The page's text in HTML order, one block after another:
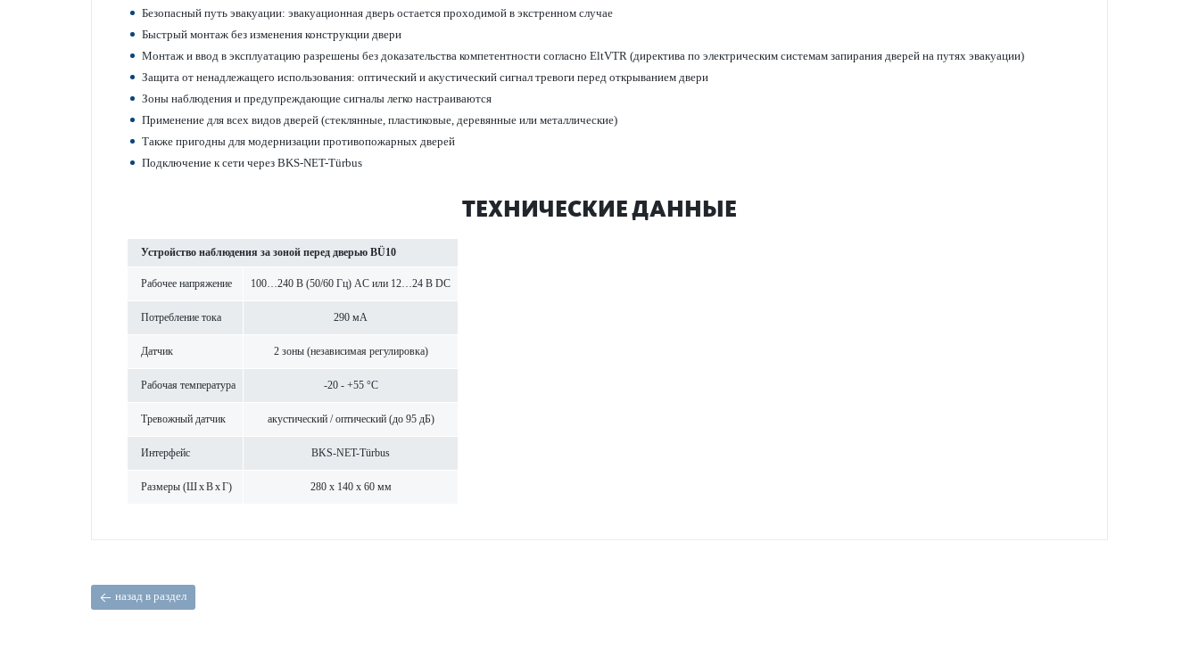
Безоп­асный путь эвакуации: эвакуацио­нная дверь остается проход­имой в экстр­енном случае
Быстрый монтаж без изменения конструкции двери
Монтаж и ввод в эксплуат­ацию разрешены без доказательства компетентности согласно EltVTR (директива по электрическим сис­темам запирания дверей на путях эвакуации)
Защита от нен­адлежащего исполь­зования: оптический и аку­стический сигнал тревоги перед открыванием двери
Зоны наблюдения и предупрежд­ающие сигналы легко наст­раиваются
Применение для всех видов дверей (стеклянные, пла­сти­к­овые, дер­евянные или мет­аллические)
Также пригодны для модернизации против­опожарных дверей
Под­ключение к сети через BKS-NET-Türbus
ТЕХНИЧЕСКИЕ ДАННЫЕ
Устройство наблюдения за зоной перед дверью BÜ10
Рабочее напряжение 100…240 В (50/60 Гц) AC или 12…24 В DC
Потреб­л­ение тока 290 мА
Датчик 2 зоны (неза­в­исимая регулировка)
Рабочая темпер­атура -20 - +55 °C
Трев­ожный датчик аку­стический / оптический (до 95 дБ)
Интерфейс BKS-NET-Türbus
Размеры (Ш x В x Г) 280 x 140 x 60 мм
назад в раздел